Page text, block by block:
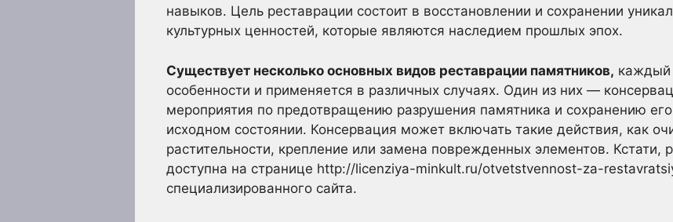
навыков. Цель реставрации состоит в восстановлении и сохранении
культурных ценностей, которые являются наследием прошлых эпох.
Существует несколько основных видов реставрации памятников, каждый
особенности и применяется в различных случаях. Один из них —
мероприятия по предотвращению разрушения памятника и сохранению
исходном состоянии. Консервация может включать такие действия, как
растительности, крепление или замена поврежденных элементов. Кстати,
доступна на странице http://licenziya-minkult.ru/otvetstvennost-za-
специализированного сайта.